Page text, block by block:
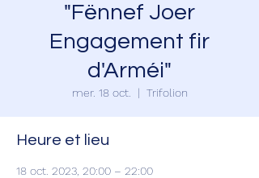
"Fënnef Joer
Engagement fir
d'Arméi"
mer. 18 oct.
  |
Trifolion
Heure et lieu
18 oct. 2023, 20:00 – 22:00